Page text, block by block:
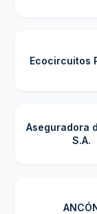
Ecocircuitos
Aseguradora
S.A.